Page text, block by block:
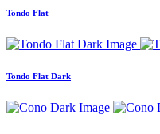
Tondo Flat
Tondo Flat Dark